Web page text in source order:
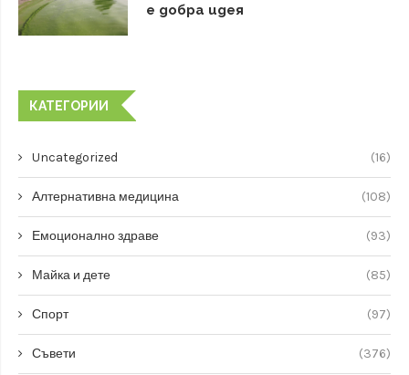
е добра идея
КАТЕГОРИИ
Uncategorized (16)
Алтернативна медицина (108)
Емоционално здраве (93)
Майка и дете (85)
Спорт (97)
Съвети (376)